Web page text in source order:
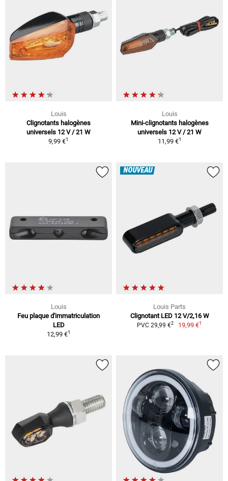
Louis
Clignotants halogènes
universels 12 V / 21 W
9,99 €1
Louis
Mini-clignotants halogènes
universels 12 V / 21 W
11,99 €1
Louis
Feu plaque d'immatriculation
LED
12,99 €1
NOUVEAU
Louis Parts
Clignotant LED 12 V/2,16 W
PVC 29,99 €2 19,99 €1